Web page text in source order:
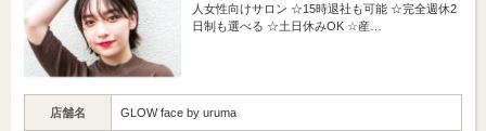
人女性向けサロン ☆15時退社も可能 ☆完全週休2
日制も選べる ☆土日休みOK ☆産…
店舗名 GLOW face by uruma